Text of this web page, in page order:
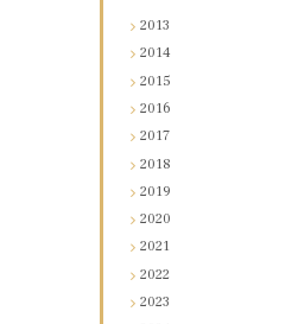
2013
2014
2015
2016
2017
2018
2019
2020
2021
2022
2023